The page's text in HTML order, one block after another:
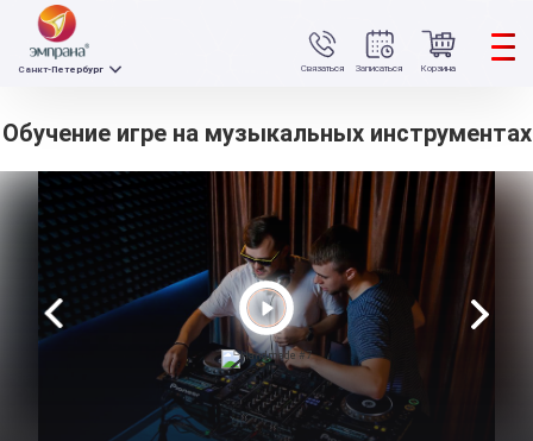
Связаться
Санкт-Петербург Записаться Корзина
Обучение игре на музыкальных инструментах